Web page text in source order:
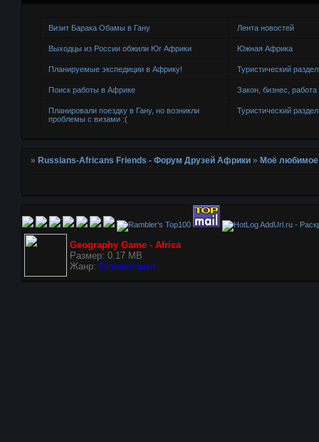
Визит Барака Обамы в Гану Лента новостей
Выходцы из России обжили Юг Африки Южная Африка
Планируемые экспедиции в Африку! Туристический раздел
Поиск работы в Африке Закон, бизнес,
Планировали поездку в Гану, но возникли
проблемы с визами :(
Туристический раздел
» Russians-Africans Friends - Форум Друзей Африки » Моё
AddUrl.ru -
Geography Game - Africa
Размер: 0.17 MB
Жанр: Головоломки